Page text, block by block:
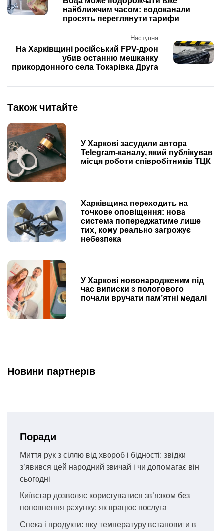
navigation
найближчим часом: водоканали
просять переглянути тарифи
Наступна
На Харківщині російський FPV-дрон
убив останню мешканку
прикордонного села Токарівка Друга
Також читайте
У Харкові засудили автора
Telegram-каналу, який публікував
місця роботи співробітників ТЦК
Харківщина переходить на
точкове оповіщення: нова
система попереджатиме лише
тих, кому реально загрожує
небезпека
У Харкові новонародженим під
час виписки з пологового
почали вручати пам’ятні медалі
Новини партнерів
Поради
Миття рук з сіллю від хвороб і бідності: звідки
з’явився цей народний звичай і чи допомагає він
сьогодні
Київстар дозволяє користуватися зв’язком без
поповнення рахунку: як працює послуга
Спека і продукти: яку температуру встановити в